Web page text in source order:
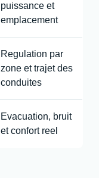
puissance et
emplacement
Regulation par
zone et trajet des
conduites
Evacuation, bruit
et confort reel